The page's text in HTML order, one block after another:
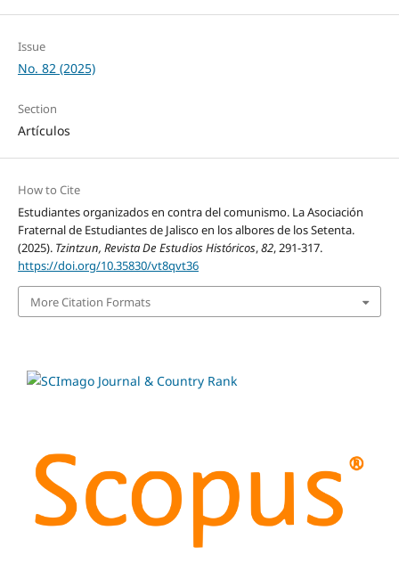
Issue
No. 82 (2025)
Section
Artículos
How to Cite
Estudiantes organizados en contra del comunismo. La Asociación
Fraternal de Estudiantes de Jalisco en los albores de los Setenta.
(2025). Tzintzun, Revista De Estudios Históricos,82, 291-317.
https://doi.org/10.35830/vt8qvt36
More Citation Formats